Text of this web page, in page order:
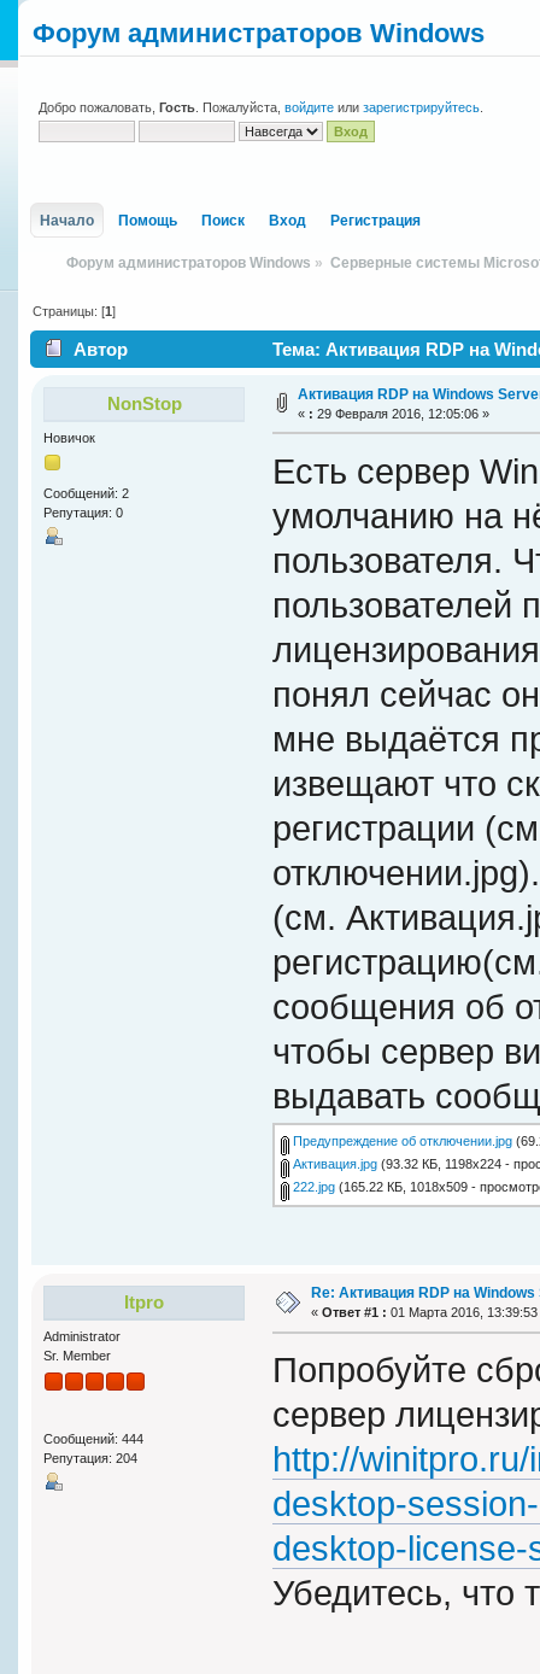
Форум администраторов Windows
Добро пожаловать, Гость . Пожалуйста, войдите или зарегистрируйтесь
Начало Помощь Поиск Вход Регистрация
Форум администраторов Windows » Серверные системы
Страницы: [1]
Автор Тема: Активация RDP на
NonStop
Новичок
Сообщений: 2
Репутация: 0
Активация RDP на Windows
« : 29 Февраля 2016, 12:05:06 »
Есть сервер
умолчанию на
пользователя.
пользователей
понял сейчас
мне выдаётся
извещают что
регистрации
(см.
сообщения об
чтобы сервер
выдавать
Предупреждение об отключении.jpg
Активация.jpg(93.32 КБ, 1198x224 -
222.jpg(165.22 КБ, 1018x509 -
Itpro
Administrator
Sr. Member
Сообщений: 444
Репутация: 204
Re: Активация RDP на
« Ответ #1 : 01 Марта 2016, 13:39:53
Попробуйте
сервер
http://
desktop-
desktop-
Убедитесь, что